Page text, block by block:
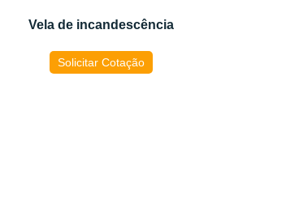
Vela de incandescência
Solicitar Cotação